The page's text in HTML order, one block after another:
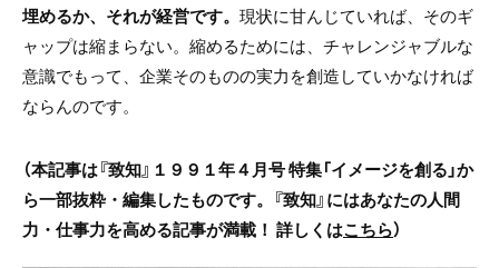
埋めるか、それが経営です。 現状に甘んじていれば、そのギ
ャップは縮まらない。縮めるためには、チャレンジャブルな
意識でもって、企業そのものの実力を創造していかなければ
ならんのです。
（本記事は『致知』１９９１年４月号 特集「イメージを創る」か
ら一部抜粋・編集したものです。『致知』にはあなたの人間
力・仕事力を高める記事が満載！ 詳しくはこちら）